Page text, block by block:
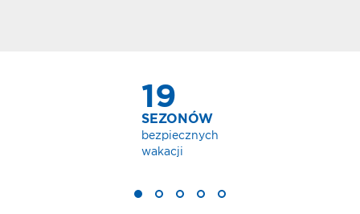
SEZONÓW
bezpiecznych